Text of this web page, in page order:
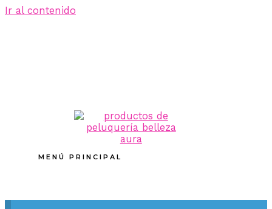
Ir al contenido
MENÚ PRINCIPAL